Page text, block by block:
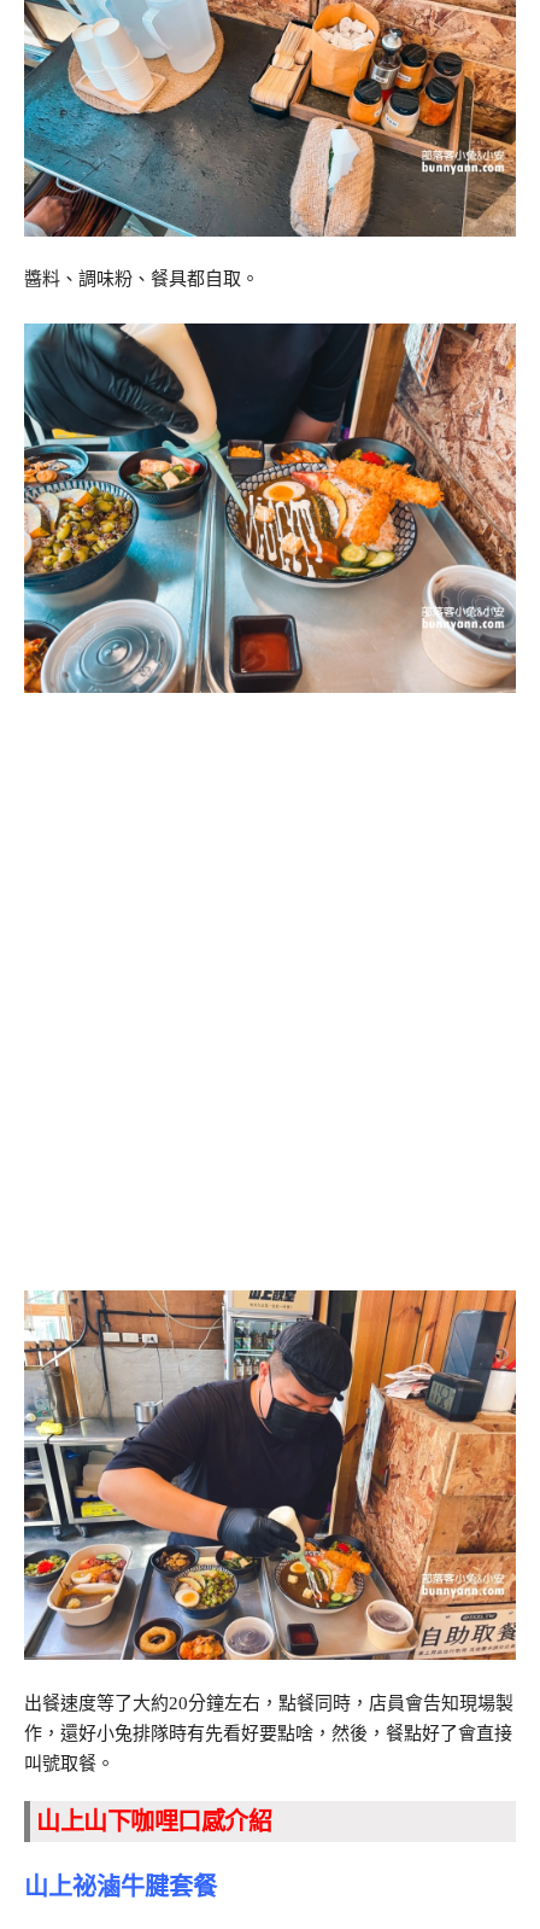
醬料、調味粉、餐具都自取。
出餐速度等了大約20分鐘左右，點餐同時，店員會告知現場製
作，還好小兔排隊時有先看好要點啥，然後，餐點好了會直接
叫號取餐。
山上山下咖哩口感介紹
山上祕滷牛腱套餐